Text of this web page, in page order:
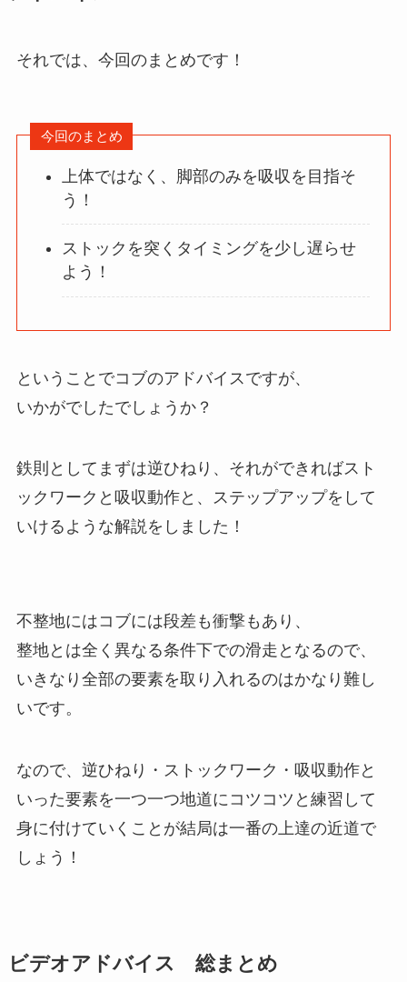
それでは、今回のまとめです！
今回のまとめ
上体ではなく、脚部のみを吸収を目指そ
う！
ストックを突くタイミングを少し遅らせ
よう！
ということでコブのアドバイスですが、
いかがでしたでしょうか？
鉄則としてまずは逆ひねり、それができればスト
ックワークと吸収動作と、ステップアップをして
いけるような解説をしました！
不整地にはコブには段差も衝撃もあり、
整地とは全く異なる条件下での滑走となるので、
いきなり全部の要素を取り入れるのはかなり難し
いです。
なので、逆ひねり・ストックワーク・吸収動作と
いった要素を一つ一つ地道にコツコツと練習して
身に付けていくことが結局は一番の上達の近道で
しょう！
ビデオアドバイス 総まとめ